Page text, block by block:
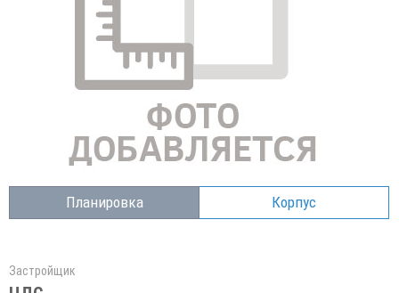
Планировка Корпус
Застройщик